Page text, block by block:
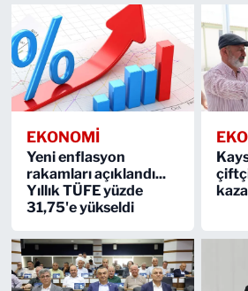
EKONOMİ
Yeni enflasyon
rakamları açıklandı...
Yıllık TÜFE yüzde
31,75'e yükseldi